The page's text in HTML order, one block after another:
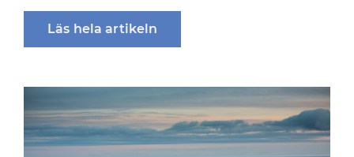
Läs hela artikeln